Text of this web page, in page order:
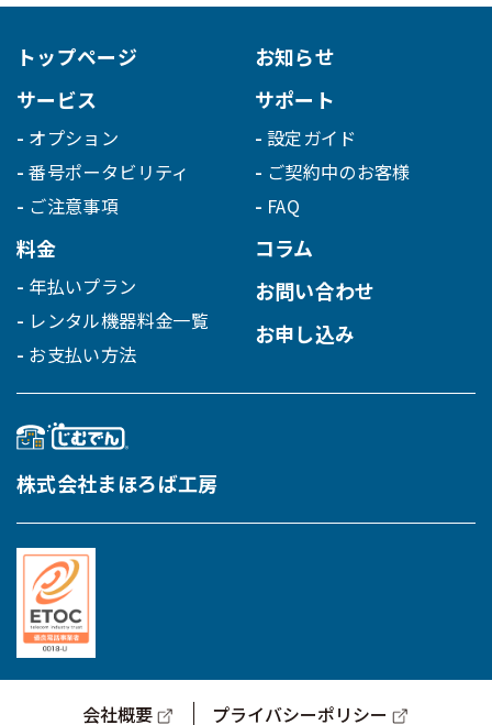
トップページ
サービス
オプション
番号ポータビリティ
ご注意事項
料金
年払いプラン
レンタル機器料金一覧
お支払い方法
お知らせ
サポート
設定ガイド
ご契約中のお客様
FAQ
コラム
お問い合わせ
お申し込み
株式会社まほろば工房
会社概要 プライバシーポリシー